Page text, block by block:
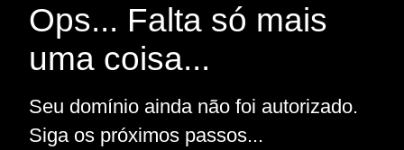
Ops... Falta só mais
uma coisa...
Seu domínio ainda não foi autorizado.
Siga os próximos passos...